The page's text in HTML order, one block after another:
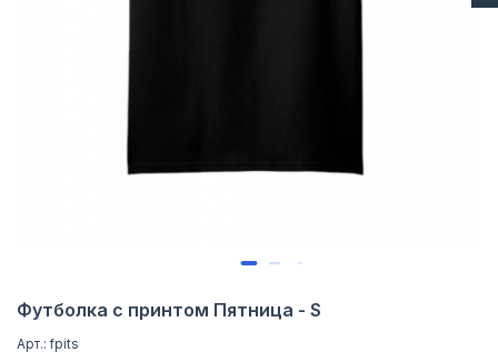
Футболка с принтом Пятница - S
Арт.: fpits